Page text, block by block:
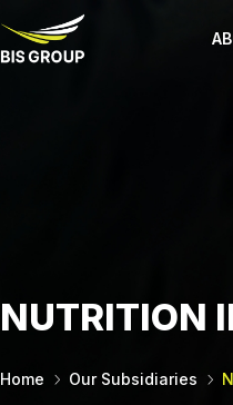
NUTRITION
Home Our Subsidiaries